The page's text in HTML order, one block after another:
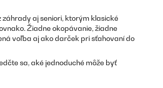
aj seniori, ktorým klasické
Žiadne okopávanie, žiadne
voľba aj ako darček pri sťahovaní do
sa, aké jednoduché môže byť